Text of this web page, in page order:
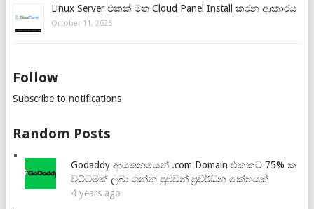
Linux Server එකක් මත Cloud Panel Install කරන ආකාරය
October 11, 2025
Follow
Subscribe to notifications
Random Posts
Godaddy ආයතනයෙන් .com Domain එකකට 75% ක
වට්ටමක් ලබා ගන්න පුළුවන් ප්‍රවර්ධන කේතයක්
4 years ago